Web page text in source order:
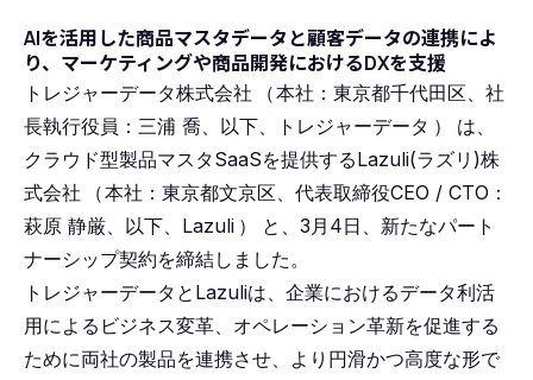
AIを活用した商品マスタデータと顧客データの連携によ
り、マーケティングや商品開発におけるDXを支援
トレジャーデータ株式会社 （本社：東京都千代田区、社
長執行役員：三浦 喬、以下、トレジャーデータ ）
は、
クラウド型製品マスタSaaSを提供するLazuli(ラズリ)株
式会社
（本社：東京都文京区、代表取締役CEO / CTO：
萩原 静厳、以下、Lazuli ）
と、3月4日、新たなパート
ナーシップ契約を締結しました。
トレジャーデータとLazuliは、企業におけるデータ利活
用によるビジネス変革、オペレーション革新を促進する
ために両社の製品を連携させ、より円滑かつ高度な形で